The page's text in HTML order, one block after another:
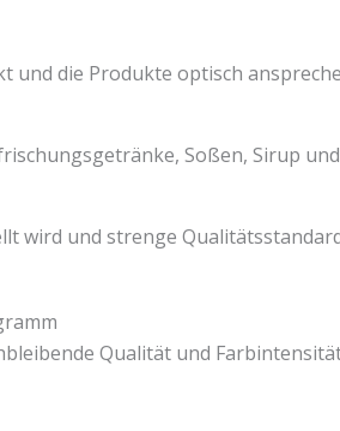
die Produkte optisch
Soßen, Sirup
wird und strenge
Qualität und